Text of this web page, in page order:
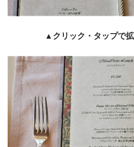
▲クリック・タップで拡